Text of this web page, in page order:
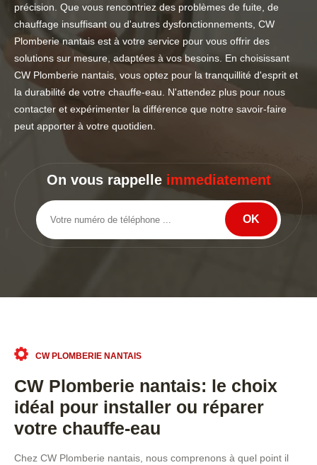
précision. Que vous rencontriez des problèmes de fuite, de
chauffage insuffisant ou d'autres dysfonctionnements, CW
Plomberie nantais est à votre service pour vous offrir des
solutions sur mesure, adaptées à vos besoins. En choisissant
CW Plomberie nantais, vous optez pour la tranquillité d'esprit et
la durabilité de votre chauffe-eau. N'attendez plus pour nous
contacter et expérimenter la différence que notre savoir-faire
peut apporter à votre quotidien.
On vous rappelle immediatement
CW PLOMBERIE NANTAIS
CW Plomberie nantais: le choix
idéal pour installer ou réparer
votre chauffe-eau
Chez CW Plomberie nantais, nous comprenons à quel point il